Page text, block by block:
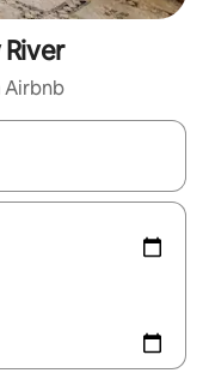
Airbnb
med upp- och